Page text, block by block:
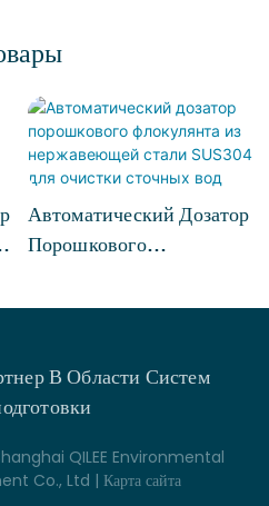
Автоматический Дозатор
Порошкового
Нержавеющей Стали
В Области Систем
QILEE Environmental
Co., Ltd | Карта сайта